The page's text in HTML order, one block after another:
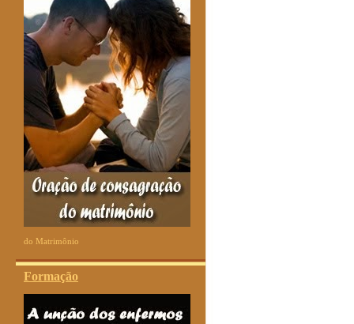
do Matrimônio
Formação